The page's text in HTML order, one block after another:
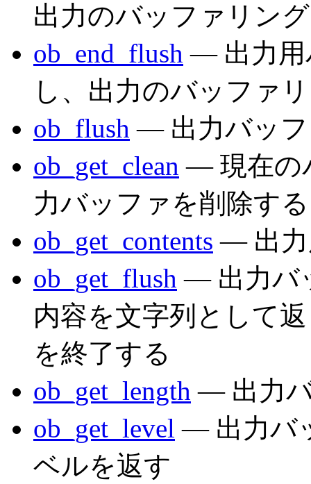
出力のバッファリン
ob_end_flush — 出力用
し、出力のバッファ
ob_flush — 出力バッフ
ob_get_clean — 現在の
力バッファを削除する
ob_get_contents — 出力
ob_get_flush — 出力バ
内容を文字列として
を終了する
ob_get_length — 出力
ob_get_level — 出力バ
ベルを返す